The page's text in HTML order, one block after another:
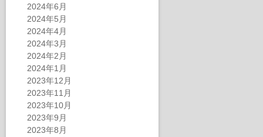
2024年6月
2024年5月
2024年4月
2024年3月
2024年2月
2024年1月
2023年12月
2023年11月
2023年10月
2023年9月
2023年8月